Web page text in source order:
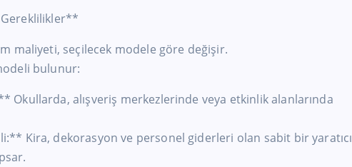
maliyeti, seçilecek modele göre değişir.
bulunur:
Okullarda, alışveriş merkezlerinde veya etkinlik alanlarında
Kira, dekorasyon ve personel giderleri olan sabit bir yaratıcı